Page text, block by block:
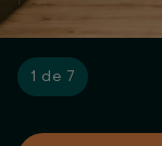
1 de 7